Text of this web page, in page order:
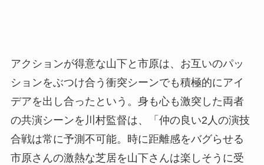
アクションが得意な山下と市原は、お互いのパッ
ションをぶつけ合う衝突シーンでも積極的にアイ
デアを出し合ったという。身も心も激突した両者
の共演シーンを川村監督は、「仲の良い2人の演技
合戦は常に予測不可能。時に距離感をバグらせる
市原さんの激熱な芝居を山下さんは楽しそうに受